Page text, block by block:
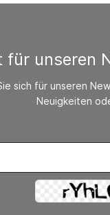
für unseren
sich für unseren
Neuigkeiten